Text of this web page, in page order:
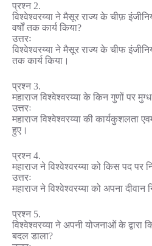
प्रश्न 2.
विश्वेश्वरय्या ने मैसूर राज्य के चीफ़
वर्षों तक कार्य किया?
उत्तरः
विश्वेश्वरय्या ने मैसूर राज्य के चीफ
तक कार्य किया।
प्रश्न 3.
महाराज विश्वेश्वरय्या के किन गुणों पर
उत्तरः
महाराज विश्वेश्वरय्या की कार्यकुशलता
हुए।
प्रश्न 4.
महाराज ने विश्वेश्वरय्या को किस पद पर
उत्तरः
महाराज ने विश्वेश्वरय्या को अपना दीवान
प्रश्न 5.
विश्वेश्वरय्या ने अपनी योजनाओं के द्वारा
बदल डाला?